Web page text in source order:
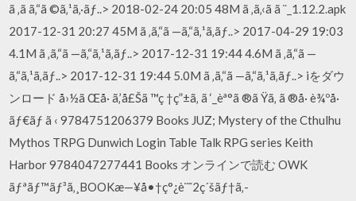
ã ‚ã ã‚“ã ©ã‚¹ã‚·ãƒ..> 2018-02-24 20:05 48M ã ‚ã‚‹ã ã ¨_1.12.2.apk
2017-12-31 20:27 45M ã ‚ã‚“ã —ã‚“ã‚¹ã‚­ãƒ..> 2017-04-29 19:03
4.1M ã ‚ã‚“ã —ã‚“ã‚¹ã‚­ãƒ..> 2017-12-31 19:44 4.6M ã ‚ã‚“ã —
ã‚“ã‚¹ã‚­ãƒ..> 2017-12-31 19:44 5.0M ã ‚ã‚“ã —ã‚“ã‚¹ã‚­ãƒ..> iをダウ
ンロード å›½ã Œå· ã‚’å£Šã ™ç †ç”±ã‚ ã ‘_èª°ã ®ã Ÿã‚ ã ®å· è¾ºå·
ãƒ€ãƒ ã ‹ 9784751206379 Books JUZ; Mystery of the Cthulhu
Mythos TRPG Dunwich Login Table Talk RPG series Keith
Harbor 9784047277441 Books オンラインで読む OWK
ãƒªãƒ™ãƒ³ã‚¸BOOKæ—¥å•†ç°¿è¨˜2ç´šãƒ†ã‚­